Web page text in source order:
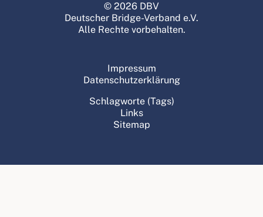
© 2026 DBV
Deutscher Bridge-Verband e.V.
Alle Rechte vorbehalten.
Impressum
Datenschutzerklärung
Schlagworte (Tags)
Links
Sitemap